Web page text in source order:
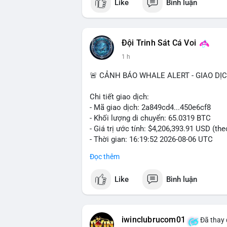
Like Bình luận
Đội Trinh Sát Cá Voi
1 h
🚨 CẢNH BÁO WHALE ALERT - GIAO
Chi tiết giao dịch:
- Mã giao dịch: 2a849cd4...450e6cf8
- Khối lượng di chuyển: 65.0319 BTC
- Giá trị ước tính: $4,206,393.91 USD
- Thời gian: 16:19:52 2026-08-06 UTC
Nhận định phân tích:
thấy hai khả năng chính: cá voi có thể
dài hạn, hoặc di chuyển lên sàn giao
dụng biến động giá hiện tại. Tâm lý thị
quá lớn để tạo ra cú sốc.
Đọc thêm
Like Bình luận
iwinclubrucom01 Đã thay